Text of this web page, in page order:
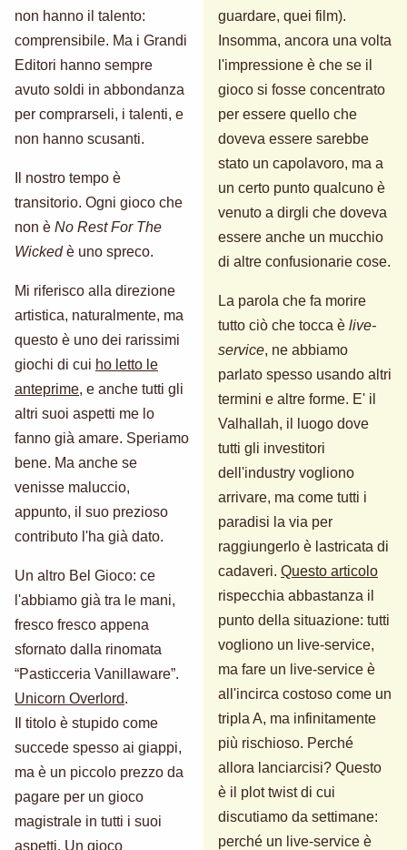
non hanno il talento:
comprensibile. Ma i Grandi
Editori hanno sempre
avuto soldi in abbondanza
per comprarseli, i talenti, e
non hanno scusanti.
Il nostro tempo è
transitorio. Ogni gioco che
non è No Rest For The
Wickedè uno spreco.
Mi riferisco alla direzione
artistica, naturalmente, ma
questo è uno dei rarissimi
giochi di cui ho letto le
anteprime, e anche tutti gli
altri suoi aspetti me lo
fanno già amare. Speriamo
bene. Ma anche se
venisse maluccio,
appunto, il suo prezioso
contributo l'ha già dato.
Un altro Bel Gioco: ce
l'abbiamo già tra le mani,
fresco fresco appena
sfornato dalla rinomata
“Pasticceria Vanillaware”.
Unicorn Overlord.
Il titolo è stupido come
succede spesso ai giappi,
ma è un piccolo prezzo da
pagare per un gioco
magistrale in tutti i suoi
aspetti. Un gioco
guardare, quei film).
Insomma, ancora una volta
l'impressione è che se il
gioco si fosse concentrato
per essere quello che
doveva essere sarebbe
stato un capolavoro, ma a
un certo punto qualcuno è
venuto a dirgli che doveva
essere anche un mucchio
di altre confusionarie cose.
La parola che fa morire
tutto ciò che tocca è live-
service, ne abbiamo
parlato spesso usando altri
termini e altre forme. E' il
Valhallah, il luogo dove
tutti gli investitori
dell'industry vogliono
arrivare, ma come tutti i
paradisi la via per
raggiungerlo è lastricata di
cadaveri. Questo articolo
rispecchia abbastanza il
punto della situazione: tutti
vogliono un live-service,
ma fare un live-service è
all'incirca costoso come un
tripla A, ma infinitamente
più rischioso. Perché
allora lanciarcisi? Questo
è il plot twist di cui
discutiamo da settimane:
perché un live-service è